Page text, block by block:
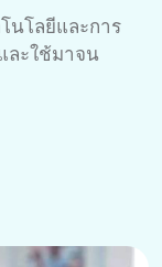
โลยีและการ
ละใช้มาจน